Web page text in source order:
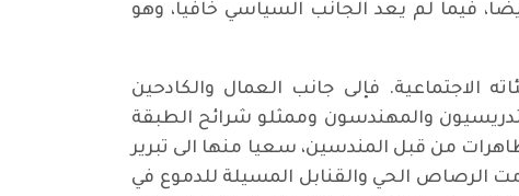
فيما لم يعد الجانب السياسي خافيا، وهو
الاجتماعية. فإلى جانب العمال والكادحين
والمهندسون وممثلو شرائح الطبقة
من قبل المندسين، سعيا منها الى تبرير
الرصاص الحي والقنابل المسيلة للدموع في